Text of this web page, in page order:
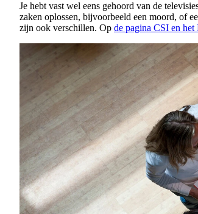
Je hebt vast wel eens gehoord van de
zaken oplossen, bijvoorbeeld een moord, of
zijn ook verschillen. Op de pagina CSI en het